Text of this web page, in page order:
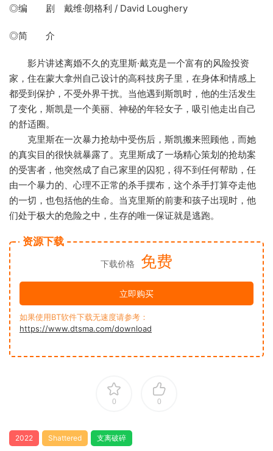
◎编 剧 戴维·朗格利 / David Loughery
◎简 介
影片讲述离婚不久的克里斯·戴克是一个富有的风险投资
家，住在蒙大拿州自己设计的高科技房子里，在身体和情感上
都受到保护，不受外界干扰。当他遇到斯凯时，他的生活发生
了变化，斯凯是一个美丽、神秘的年轻女子，吸引他走出自己
的舒适圈。
克里斯在一次暴力抢劫中受伤后，斯凯搬来照顾他，而她
的真实目的很快就暴露了。克里斯成了一场精心策划的抢劫案
的受害者，他突然成了自己家里的囚犯，得不到任何帮助，任
由一个暴力的、心理不正常的杀手摆布，这个杀手打算夺走他
的一切，也包括他的生命。当克里斯的前妻和孩子出现时，他
们处于极大的危险之中，生存的唯一保证就是逃跑。
资源下载
下载价格 免费
立即购买
如果使用BT软件下载无速度请参考：
https://www.dtsma.com/download
0 0
2022 Shattered 支离破碎